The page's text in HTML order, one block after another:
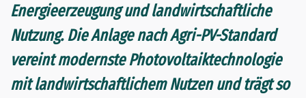
Energieerzeugung und landwirtschaftliche
Nutzung. Die Anlage nach Agri-PV-Standard
vereint modernste Photovoltaiktechnologie
mit landwirtschaftlichem Nutzen und trägt so